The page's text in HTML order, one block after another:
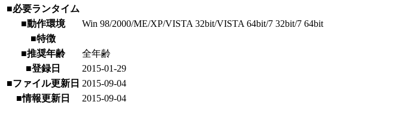
■必要ランタイム
■動作環境
Win 98/2000/ME/XP/VISTA 32bit/VISTA 64bit/7 32bit/7 64bit
■特徴
■推奨年齢
全年齢
■登録日
2015-01-29
■ファイル更新日 2015-09-04
■情報更新日
2015-09-04